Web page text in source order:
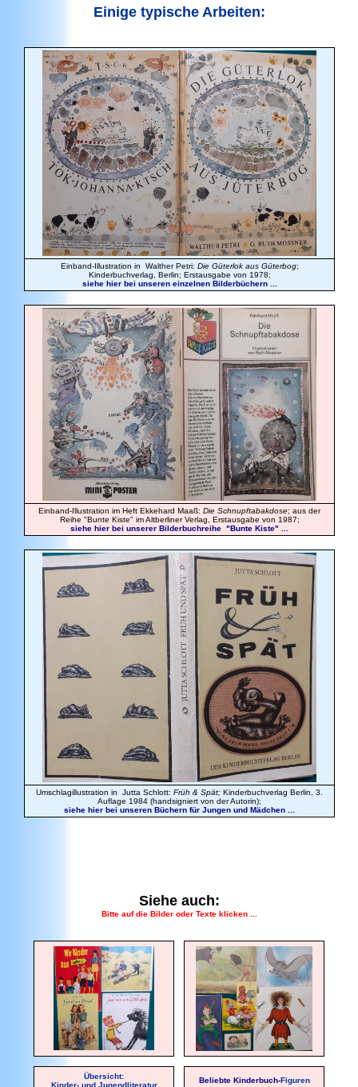
Einige typische Arbeiten:
Einband-Illustration in Walther Petri: Die Güterlok aus Güterbog;
Kinderbuchverlag, Berlin; Erstausgabe von 1978;
siehe hier bei unseren einzelnen Bilderbüchern ...
Einband-Illustration im Heft Ekkehard Maaß: Die Schnupftabakdose; aus der
Reihe "Bunte Kiste" im Altberliner Verlag, Erstausgabe von 1987;
siehe hier bei unserer Bilderbuchreihe "Bunte Kiste" ...
Umschlagillustration in Jutta Schlott: Früh & Spät; Kinderbuchverlag Berlin, 3.
Auflage 1984 (handsigniert von der Autorin);
siehe hier bei unseren Büchern für Jungen und Mädchen ...
Siehe auch:
Bitte auf die Bilder oder Texte klicken ...
Übersicht:
Kinder- und Jugendliteratur
Beliebte Kinderbuch-Figuren